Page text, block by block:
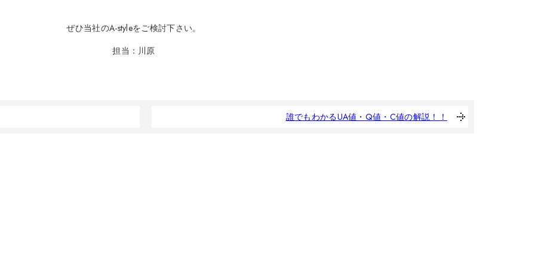
ぜひ当社のA-styleをご検討下さい。
担当：川原
誰でもわかるUA値・Q値・C値の解説！！